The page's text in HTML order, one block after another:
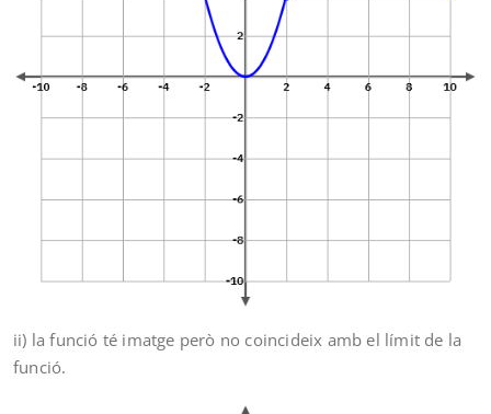
ii) la funció té imatge però no coincideix amb el límit de la
funció.